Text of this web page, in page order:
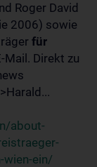
Roger David
2006) sowie
für
Mail. Direkt zu
about-
wien-ein/